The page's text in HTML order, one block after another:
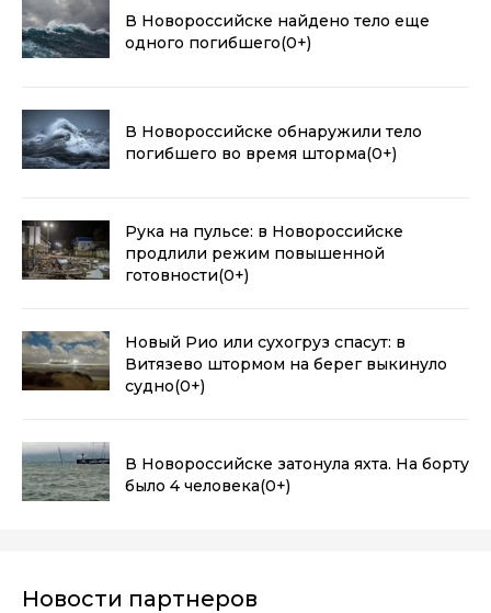
В Новороссийске найдено тело еще
одного погибшего(0+)
В Новороссийске обнаружили тело
погибшего во время шторма(0+)
Рука на пульсе: в Новороссийске
продлили режим повышенной
готовности(0+)
Новый Рио или сухогруз спасут: в
Витязево штормом на берег выкинуло
судно(0+)
В Новороссийске затонула яхта. На борту
было 4 человека(0+)
Новости партнеров